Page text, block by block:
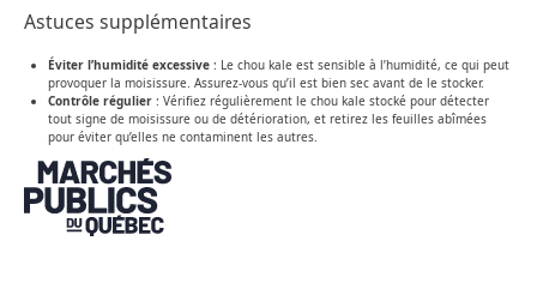
Astuces supplémentaires
Éviter l’humidité excessive : Le chou kale est sensible à l’humidité, ce qui peut
provoquer la moisissure. Assurez-vous qu’il est bien sec avant de le stocker.
Contrôle régulier : Vérifiez régulièrement le chou kale stocké pour détecter
tout signe de moisissure ou de détérioration, et retirez les feuilles abîmées
pour éviter qu’elles ne contaminent les autres.